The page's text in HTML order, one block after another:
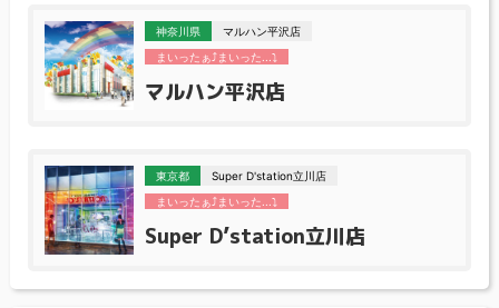
神奈川県
マルハン平沢店
まいったぁ⤴まいった...⤵
マルハン平沢店
東京都
Super D'station立川店
まいったぁ⤴まいった...⤵
Super D’station立川店